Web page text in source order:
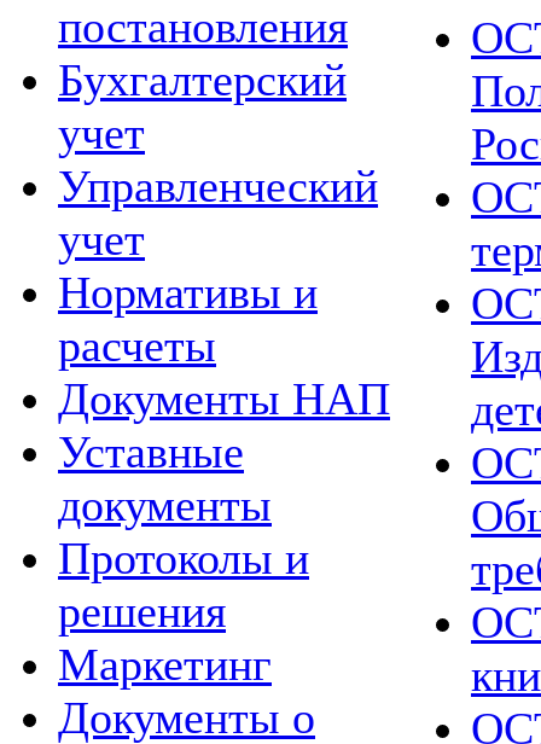
постановления
Бухгалтерский
учет
Управленческий
учет
Нормативы и
расчеты
Документы НАП
Уставные
документы
Протоколы и
решения
Маркетинг
Документы о